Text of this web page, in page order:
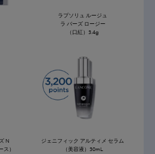
ラプソリュ ルージュ
ラ バーズ ロージー
（口紅）3.4g
N
ス）
ジェニフィック アルティメ セラム
（美容液）30mL